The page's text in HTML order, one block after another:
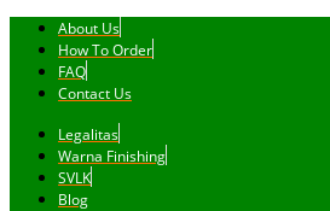
About Us
How To Order
FAQ
Contact Us
Legalitas
Warna Finishing
SVLK
Blog